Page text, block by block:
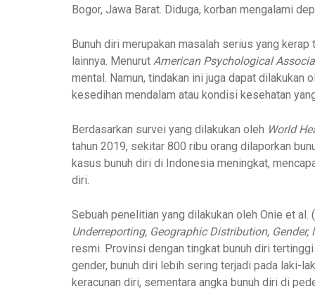
Bogor, Jawa Barat. Diduga, korban mengalami
Bunuh diri merupakan masalah serius yang
lainnya. Menurut American Psychological
mental. Namun, tindakan ini juga dapat
kesedihan mendalam atau kondisi kesehatan
Berdasarkan survei yang dilakukan oleh World
tahun 2019, sekitar 800 ribu orang dilaporkan
kasus bunuh diri di Indonesia meningkat,
diri.
Sebuah penelitian yang dilakukan oleh Onie et al.
Underreporting, Geographic Distribution, Gender,
resmi. Provinsi dengan tingkat bunuh diri tertinggi
gender, bunuh diri lebih sering terjadi pada laki-
keracunan diri, sementara angka bunuh diri di